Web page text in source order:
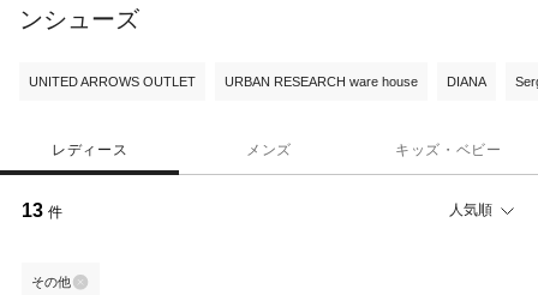
ンシューズ
UNITED ARROWS OUTLET URBAN RESEARCH ware house DIANA
レディース メンズ キッズ・ベビー
13 件 人気順
その他